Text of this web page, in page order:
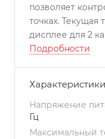
позволяет
точках. Текущая
дисплее для 2
Подробности
Характеристики
Напряжение
Гц
Максимальный